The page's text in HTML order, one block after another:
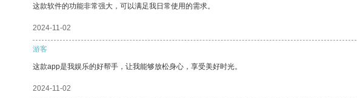
这款软件的功能非常强大，可以满足我日常使用的需求。
2024-11-02
游客
这款app是我娱乐的好帮手，让我能够放松身心，享受美好时光。
2024-11-02